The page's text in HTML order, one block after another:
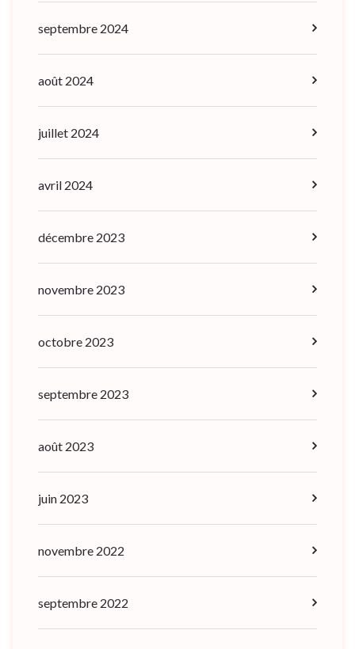
septembre 2024
août 2024
juillet 2024
avril 2024
décembre 2023
novembre 2023
octobre 2023
septembre 2023
août 2023
juin 2023
novembre 2022
septembre 2022